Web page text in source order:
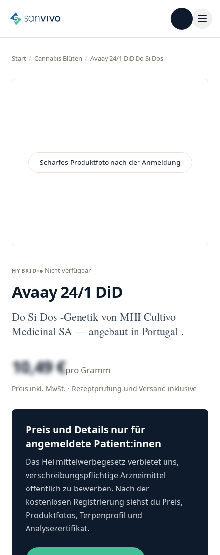
Start / Cannabis Blüten / Avaay 24/1 DiD Do Si Dos
Scharfes Produktfoto nach der Anmeldung
HYBRID ● Nicht verfügbar
Avaay 24/1 DiD
Do Si Dos -Genetik von MHI Cultivo
Medicinal SA — angebaut in Portugal .
10,49 €pro Gramm
Preis inkl. MwSt. · Rezeptprüfung und Versand inklusive
Preis und Details nur für
angemeldete Patient:innen
Das Heilmittelwerbegesetz verbietet uns,
verschreibungspflichtige Arzneimittel
öffentlich zu bewerben. Nach der
kostenlosen Registrierung siehst du Preis,
Produktfotos, Terpenprofil und
Analysezertifikat.